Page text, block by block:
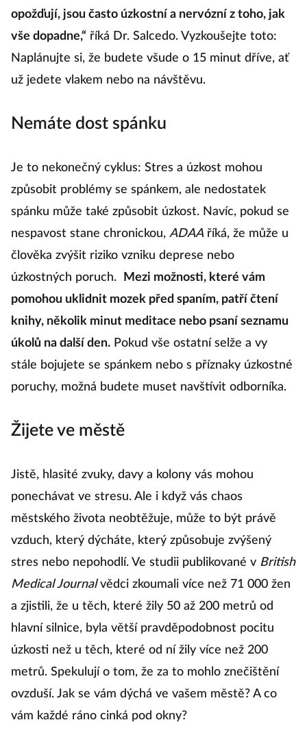
opožďují, jsou často úzkostní a nervózní z toho, jak
vše dopadne,“ říká Dr. Salcedo. Vyzkoušejte toto:
Naplánujte si, že budete všude o 15 minut dříve, ať
už jedete vlakem nebo na návštěvu.
Nemáte dost spánku
Je to nekonečný cyklus: Stres a úzkost mohou
způsobit problémy se spánkem, ale nedostatek
spánku může také způsobit úzkost. Navíc, pokud se
nespavost stane chronickou, ADAAříká, že může u
člověka zvýšit riziko vzniku deprese nebo
úzkostných poruch.
Mezi možnosti, které vám
pomohou uklidnit mozek před spaním, patří čtení
knihy, několik minut meditace nebo psaní seznamu
úkolů na další den. Pokud vše ostatní selže a vy
stále bojujete se spánkem nebo s příznaky úzkostné
poruchy, možná budete muset navštívit odborníka.
Žijete ve městě
Jistě, hlasité zvuky, davy a kolony vás mohou
ponechávat ve stresu. Ale i když vás chaos
městského života neobtěžuje, může to být právě
vzduch, který dýcháte, který způsobuje zvýšený
stres nebo nepohodlí. Ve studii publikované v British
Medical Journalvědci zkoumali více než 71 000 žen
a zjistili, že u těch, které žily 50 až 200 metrů od
hlavní silnice, byla větší pravděpodobnost pocitu
úzkosti než u těch, které od ní žily více než 200
metrů. Spekulují o tom, že za to mohlo znečištění
ovzduší. Jak se vám dýchá ve vašem městě? A co
vám každé ráno cinká pod okny?